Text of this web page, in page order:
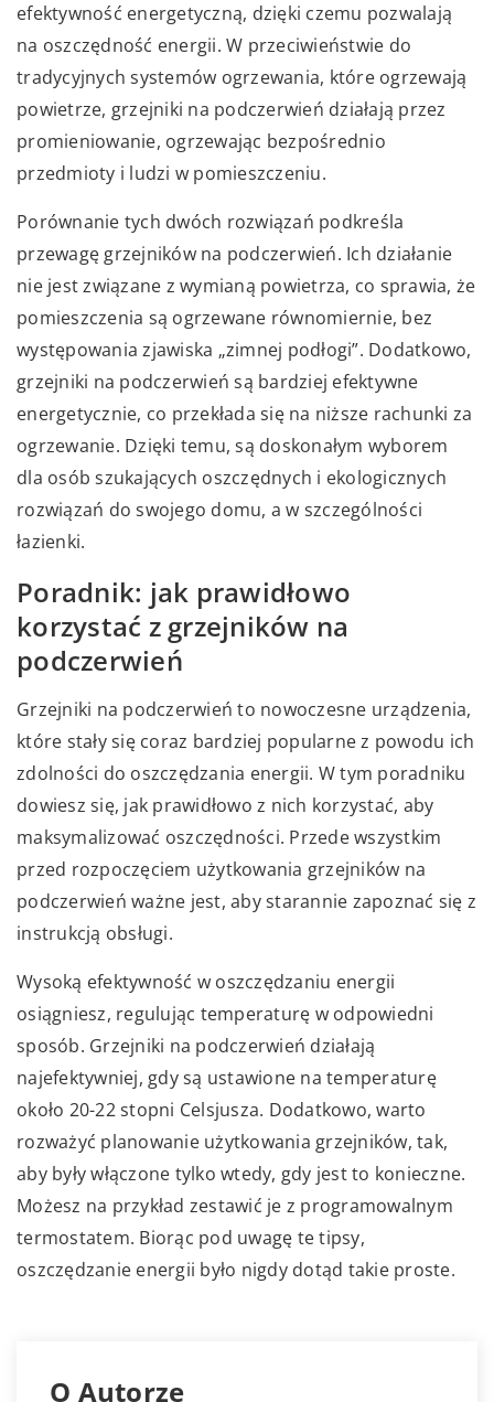
efektywność energetyczną, dzięki czemu pozwalają
na oszczędność energii. W przeciwieństwie do
tradycyjnych systemów ogrzewania, które ogrzewają
powietrze, grzejniki na podczerwień działają przez
promieniowanie, ogrzewając bezpośrednio
przedmioty i ludzi w pomieszczeniu.
Porównanie tych dwóch rozwiązań podkreśla
przewagę grzejników na podczerwień. Ich działanie
nie jest związane z wymianą powietrza, co sprawia, że
pomieszczenia są ogrzewane równomiernie, bez
występowania zjawiska „zimnej podłogi”. Dodatkowo,
grzejniki na podczerwień są bardziej efektywne
energetycznie, co przekłada się na niższe rachunki za
ogrzewanie. Dzięki temu, są doskonałym wyborem
dla osób szukających oszczędnych i ekologicznych
rozwiązań do swojego domu, a w szczególności
łazienki.
Poradnik: jak prawidłowo
korzystać z grzejników na
podczerwień
Grzejniki na podczerwień to nowoczesne urządzenia,
które stały się coraz bardziej popularne z powodu ich
zdolności do oszczędzania energii. W tym poradniku
dowiesz się, jak prawidłowo z nich korzystać, aby
maksymalizować oszczędności. Przede wszystkim
przed rozpoczęciem użytkowania grzejników na
podczerwień ważne jest, aby starannie zapoznać się z
instrukcją obsługi.
Wysoką efektywność w oszczędzaniu energii
osiągniesz, regulując temperaturę w odpowiedni
sposób. Grzejniki na podczerwień działają
najefektywniej, gdy są ustawione na temperaturę
około 20-22 stopni Celsjusza. Dodatkowo, warto
rozważyć planowanie użytkowania grzejników, tak,
aby były włączone tylko wtedy, gdy jest to konieczne.
Możesz na przykład zestawić je z programowalnym
termostatem. Biorąc pod uwagę te tipsy,
oszczędzanie energii było nigdy dotąd takie proste.
O Autorze